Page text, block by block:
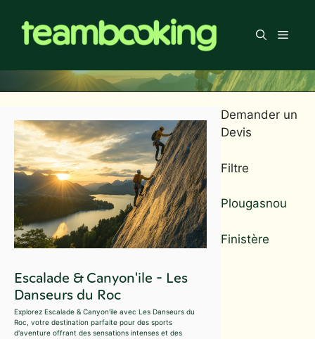
contenu
Menu
Escalade & Canyon'ile - Les
Danseurs du Roc
Explorez Escalade & Canyon'ile avec Les Danseurs du
Roc, votre destination parfaite pour des sports
d'aventure offrant des sensations intenses et des
Demander un
Devis
Filtre
Plougasnou
Finistère